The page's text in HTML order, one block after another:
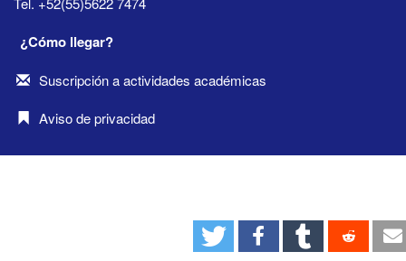
¿Cómo llegar?
Suscripción a actividades académicas
Aviso de privacidad